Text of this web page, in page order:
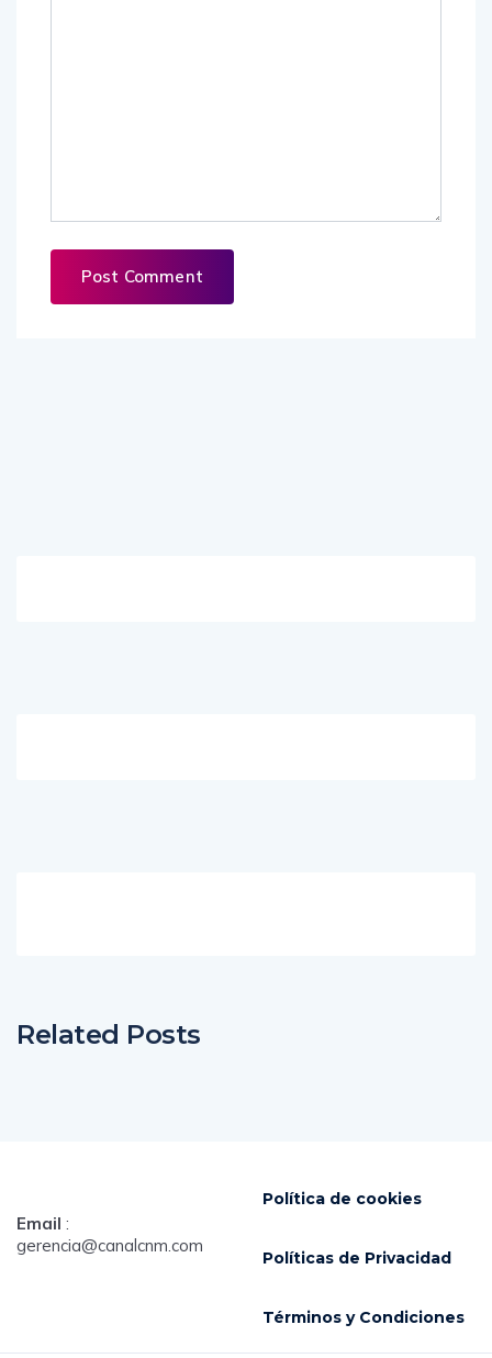
Related Posts
Email :
gerencia@canalcnm.com
Política de cookies
Políticas de Privacidad
Términos y Condiciones